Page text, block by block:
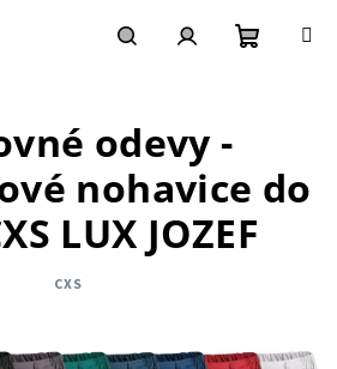
odevy -
nohavice do
LUX JOZEF
CXS